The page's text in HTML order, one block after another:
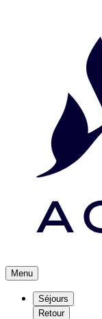
Menu
Séjours
Retour